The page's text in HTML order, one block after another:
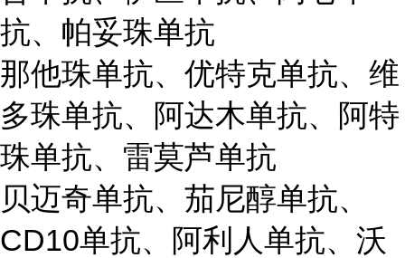
抗、帕妥珠单抗
那他珠单抗、优特克单抗、维
多珠单抗、阿达木单抗、阿特
珠单抗、雷莫芦单抗
贝迈奇单抗、茄尼醇单抗、
CD10单抗、阿利人单抗、沃